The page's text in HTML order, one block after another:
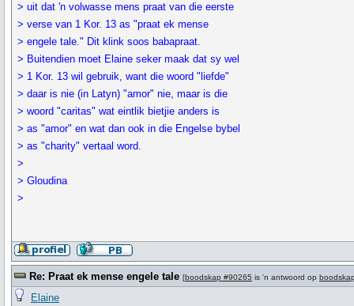
> uit dat 'n volwasse mens praat van die eerste
> verse van 1 Kor. 13 as "praat ek mense
> engele tale." Dit klink soos babapraat.
> Buitendien moet Elaine seker maak dat sy wel
> 1 Kor. 13 wil gebruik, want die woord "liefde"
> daar is nie (in Latyn) "amor" nie, maar is die
> woord "caritas" wat eintlik bietjie anders is
> as "amor" en wat dan ook in die Engelse bybel
> as "charity" vertaal word.
>
> Gloudina
>
Re: Praat ek mense engele tale [boodskap #90265 is 'n antwoord op
Elaine